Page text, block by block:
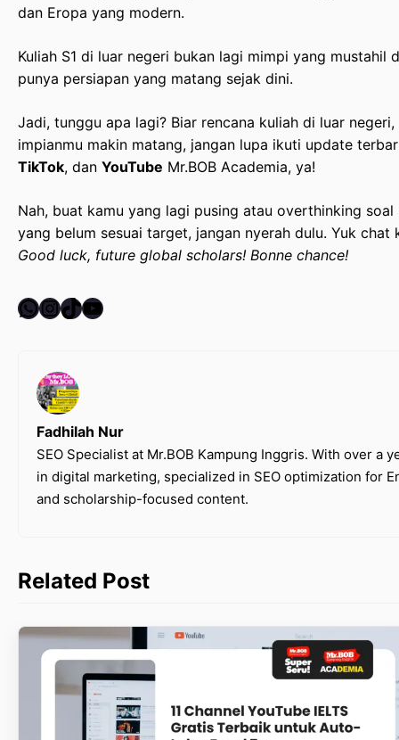
dan Eropa yang modern.
Kuliah S1 di luar negeri bukan lagi mimpi yang mustahil
punya persiapan yang matang sejak dini.
Jadi, tunggu apa lagi? Biar rencana kuliah di luar
impianmu makin matang, jangan lupa ikuti update
TikTok, dan YouTube Mr.BOB Academia, ya!
Nah, buat kamu yang lagi pusing atau overthinking soal
yang belum sesuai target, jangan nyerah dulu. Yuk
Good luck, future global scholars! Bonne chance!
WhatsApp
Instagram
TikTok
YouTube
Fadhilah Nur
SEO Specialist at Mr.BOB Kampung Inggris. With over a
in digital marketing, specialized in SEO optimization for
and scholarship-focused content.
Related Post